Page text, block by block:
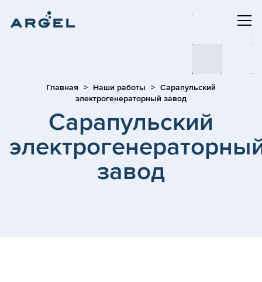
Главная Наши работы
Сарапульский
электрогенераторный завод
Сарапульский
завод